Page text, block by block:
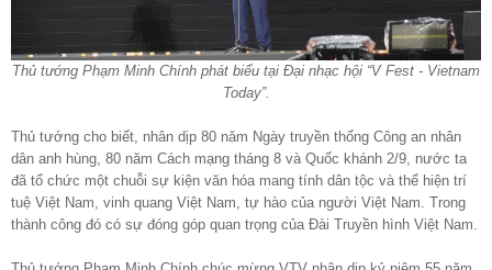
Thủ tướng Phạm Minh Chính phát biểu tại Đại nhạc hội “V Fest - Vietnam
Today”.
Thủ tướng cho biết, nhân dịp 80 năm Ngày truyền thống Công an nhân
dân anh hùng, 80 năm Cách mạng tháng 8 và Quốc khánh 2/9, nước ta
đã tổ chức một chuỗi sự kiện văn hóa mang tính dân tộc và thể hiện trí
tuệ Việt Nam, vinh quang Việt Nam, tự hào của người Việt Nam. Trong
thành công đó có sự đóng góp quan trọng của Đài Truyền hình Việt Nam.